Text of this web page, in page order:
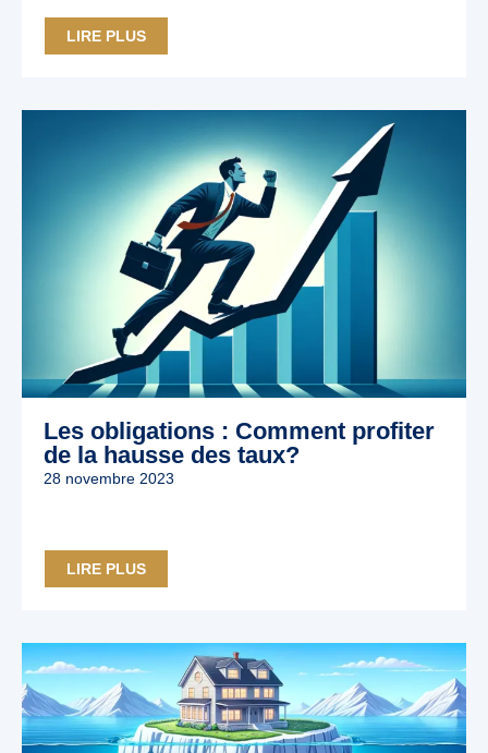
LIRE PLUS
Les obligations : Comment profiter
de la hausse des taux?
28 novembre 2023
LIRE PLUS